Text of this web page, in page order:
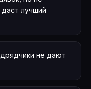
лучший
не дают